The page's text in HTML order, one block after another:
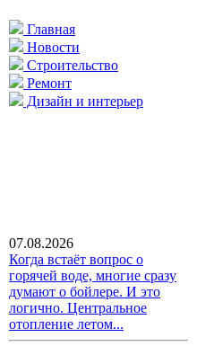
Главная
Новости
Строительство
Ремонт
Дизайн и интерьер
07.08.2026
Когда встаёт вопрос о
горячей воде, многие сразу
думают о бойлере. И это
логично. Центральное
отопление летом...